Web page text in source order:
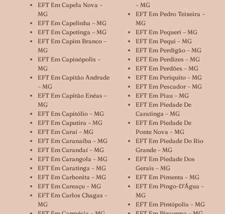
EFT Em Capela Nova –
MG
EFT Em Capelinha – MG
EFT Em Capetinga – MG
EFT Em Capim Branco –
MG
EFT Em Capinópolis –
MG
EFT Em Capitão Andrade
– MG
EFT Em Capitão Enéas –
MG
EFT Em Capitólio – MG
EFT Em Caputira – MG
EFT Em Caraí – MG
EFT Em Caranaíba – MG
EFT Em Carandaí – MG
EFT Em Carangola – MG
EFT Em Caratinga – MG
EFT Em Carbonita – MG
EFT Em Careaçu – MG
EFT Em Carlos Chagas –
MG
– MG
EFT Em Pedro Teixeira –
MG
EFT Em Pequeri – MG
EFT Em Pequi – MG
EFT Em Perdigão – MG
EFT Em Perdizes – MG
EFT Em Perdões – MG
EFT Em Periquito – MG
EFT Em Pescador – MG
EFT Em Piau – MG
EFT Em Piedade De
Caratinga – MG
EFT Em Piedade De
Ponte Nova – MG
EFT Em Piedade Do Rio
Grande – MG
EFT Em Piedade Dos
Gerais – MG
EFT Em Pimenta – MG
EFT Em Pingo-D’Água –
MG
EFT Em Pintópolis – MG